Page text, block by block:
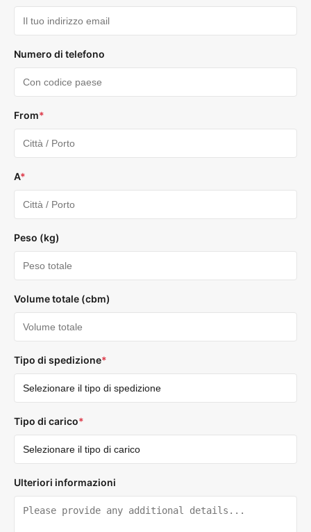
Numero di telefono
From*
A*
Peso (kg)
Volume totale (cbm)
Tipo di spedizione*
Tipo di carico*
Ulteriori informazioni